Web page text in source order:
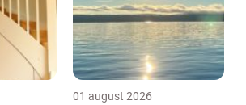
01 august 2026